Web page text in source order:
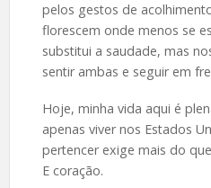
pelos gestos de
florescem onde menos se
substitui a saudade, mas
sentir ambas e seguir em
Hoje, minha vida aqui é
apenas viver nos Estados
pertencer exige mais do
E coração.